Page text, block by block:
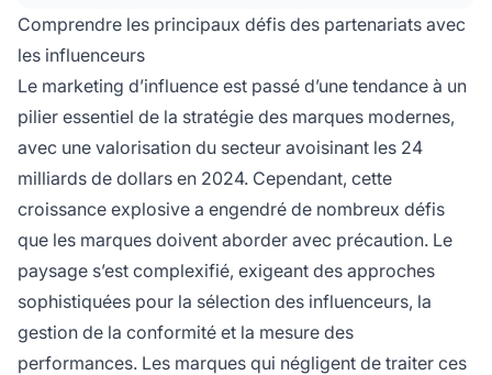
succès nécessite des objectifs clairs, une
sélection rigoureuse des influenceurs, une
communication transparente et un suivi continu
des performances.
Comprendre les principaux défis des partenariats avec
les influenceurs
Le marketing d’influence est passé d’une tendance à un
pilier essentiel de la stratégie des marques modernes,
avec une valorisation du secteur avoisinant les 24
milliards de dollars en 2024. Cependant, cette
croissance explosive a engendré de nombreux défis
que les marques doivent aborder avec précaution. Le
paysage s’est complexifié, exigeant des approches
sophistiquées pour la sélection des influenceurs, la
gestion de la conformité et la mesure des
performances. Les marques qui négligent de traiter ces